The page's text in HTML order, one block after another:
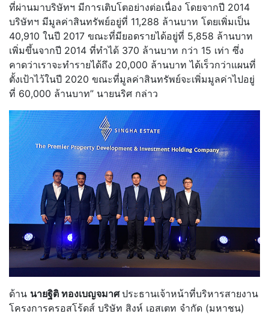
ที่ผ่านมาบริษัทฯ มีการเติบโตอย่างต่อเนื่อง โดยจากปี 2014
บริษัทฯ มีมูลค่าสินทรัพย์อยู่ที่ 11,288 ล้านบาท โดยเพิ่มเป็น
40,910 ในปี 2017 ขณะที่มียอดรายได้อยู่ที่ 5,858 ล้านบาท
เพิ่มขึ้นจากปี 2014 ที่ทำได้ 370 ล้านบาท กว่า 15 เท่า ซึ่ง
คาดว่าเราจะทำรายได้ถึง 20,000 ล้านบาท ได้เร็วกว่าแผนที่
ตั้งเป้าไว้ในปี 2020 ขณะที่มูลค่าสินทรัพย์จะเพิ่มมูลค่าไปอยู่
ที่ 60,000 ล้านบาท” นายนริศ กล่าว
ด้าน นายฐิติ ทองเบญจมาศประธานเจ้าหน้าที่บริหารสายงาน
โครงการครอสโร้ดส์ บริษัท สิงห์ เอสเตท จำกัด (มหาชน)